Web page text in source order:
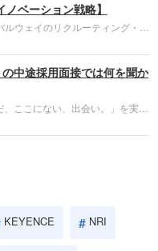
重視され、人間性やカルチャーフ
なり、長期的に成長できる仲間
審査されます。
ノベーション戦略】
ウェイのリクルーティング・パ
る企業口コミサイト「キャリコ
ェントがお勧めするイチオシ企業
対策の企業研究にご活用くださ
の中途採用面接では何を聞か
ここにない、出会い。」を実現
われるほか、「人間性」も評価
KEYENCE NRI